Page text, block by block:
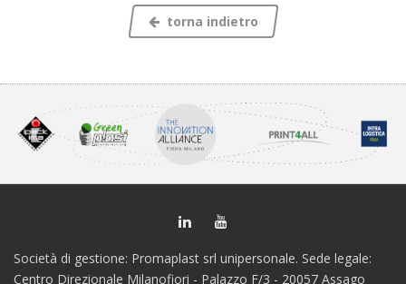
torna indietro
Società di gestione: Promaplast srl unipersonale. Sede legale:
Centro Direzionale Milanofiori - Palazzo F/3 - 20057 Assago